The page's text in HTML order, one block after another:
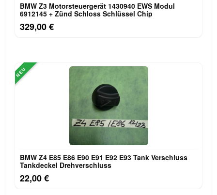
BMW Z3 Motorsteuergerät 1430940 EWS Modul
6912145 + Zünd Schloss Schlüssel Chip
329,00 €
NEU
BMW Z4 E85 E86 E90 E91 E92 E93 Tank Verschluss
Tankdeckel Drehverschluss
22,00 €